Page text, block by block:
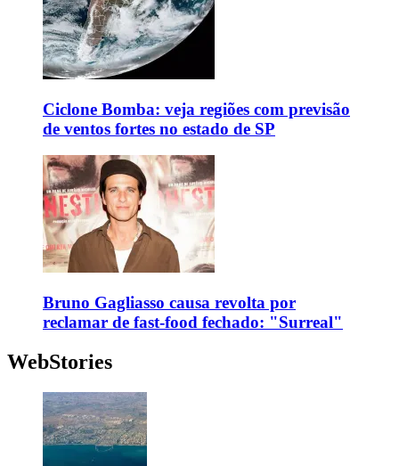
Ciclone Bomba: veja regiões com previsão
de ventos fortes no estado de SP
Bruno Gagliasso causa revolta por
reclamar de fast-food fechado: "Surreal"
WebStories